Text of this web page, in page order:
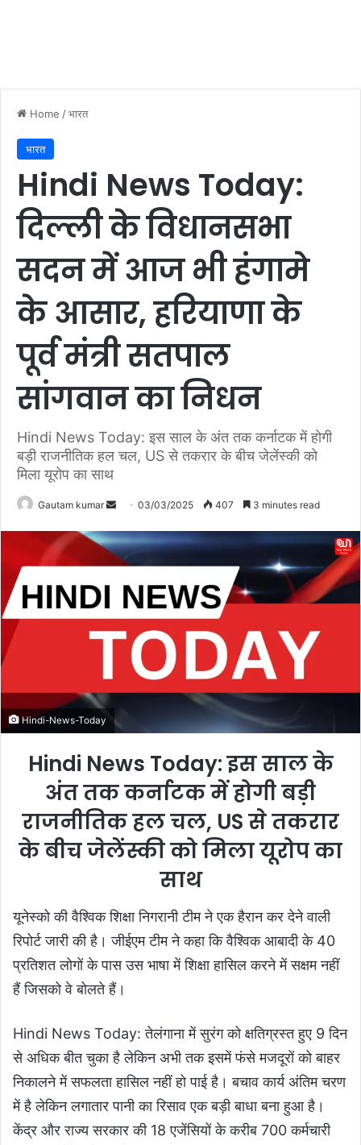
Home /भारत
भारत
Hindi News Today:
दिल्ली के विधानसभा
सदन में आज भी हंगामे
के आसार, हरियाणा के
पूर्व मंत्री सतपाल
सांगवान का निधन
Hindi News Today: इस साल के अंत तक कर्नाटक में होगी
बड़ी राजनीतिक हल चल, US से तकरार के बीच जेलेंस्की को
मिला यूरोप का साथ
Gautam kumar
n
d
e
m
03/03/2025 407 3 minutes read
Hindi-News-Today
Hindi News Today: इस साल के
अंत तक कर्नाटक में होगी बड़ी
राजनीतिक हल चल, US से तकरार
के बीच जेलेंस्की को मिला यूरोप का
साथ
यूनेस्को की वैश्विक शिक्षा निगरानी टीम ने एक हैरान कर देने वाली
रिपोर्ट जारी की है। जीईएम टीम ने कहा कि वैश्विक आबादी के 40
प्रतिशत लोगों के पास उस भाषा में शिक्षा हासिल करने में सक्षम नहीं
हैं जिसको वे बोलते हैं।
Hindi News Today: तेलंगाना में सुरंग को क्षतिग्रस्त हुए 9 दिन
से अधिक बीत चुका है लेकिन अभी तक इसमें फंसे मजदूरों को बाहर
निकालने में सफलता हासिल नहीं हो पाई है। बचाव कार्य अंतिम चरण
में है लेकिन लगातार पानी का रिसाव एक बड़ी बाधा बना हुआ है।
केंद्र और राज्य सरकार की 18 एजेंसियों के करीब 700 कर्मचारी